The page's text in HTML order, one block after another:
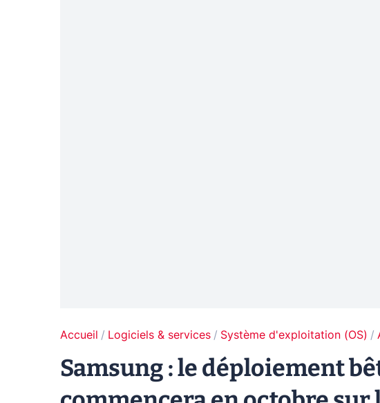
Accueil Logiciels & services Système d'exploitation (OS)
Samsung : le déploiement